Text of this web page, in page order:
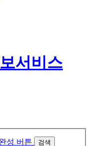
검색